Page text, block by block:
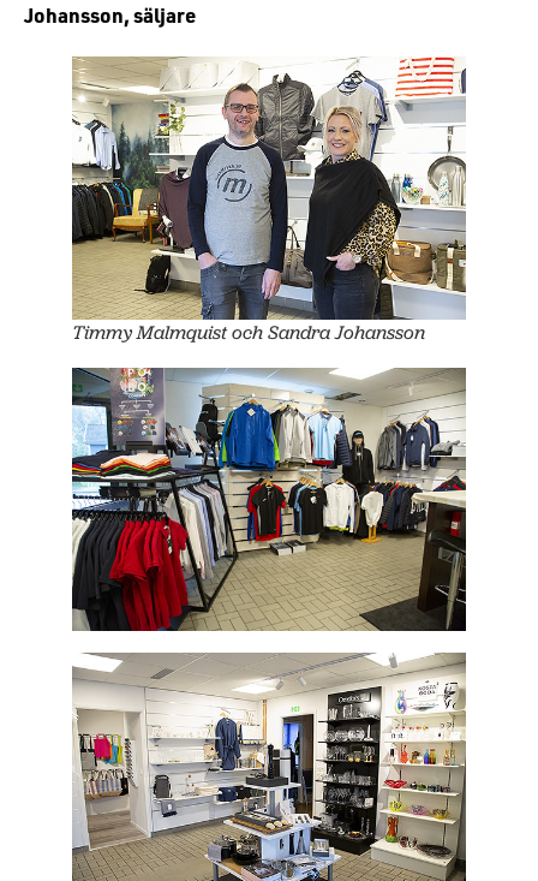
Johansson, säljare
Timmy Malmquist och Sandra Johansson